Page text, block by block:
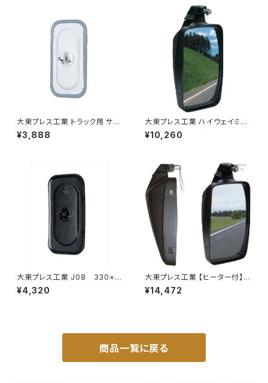
大東プレス工業 トラック用 サイ
ドミラー/バックミラー J08 330
X170 L012 DI-7
¥3,888
大東プレス工業 ハイウェイミラ
ー ヒーター無 1000R トラック
用 DI-5111AXY
¥10,260
大東プレス工業 J08 330×1
70 サイドミラー/バックミラー
L012 黒 DI-7B
¥4,320
大東プレス工業 【ヒーター付】ハ
イウェイミラー ヒーター付 100
0R DI-5101CXY
¥14,472
商品一覧に戻る